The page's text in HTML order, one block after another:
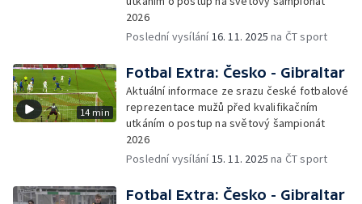
2026
Poslední vysílání16. 11. 2025 na ČT sport
14 min
Fotbal Extra: Česko - Gibraltar
Aktuální informace ze srazu české fotbalové
reprezentace mužů před kvalifikačním
utkáním o postup na světový šampionát
2026
Poslední vysílání15. 11. 2025 na ČT sport
Fotbal Extra: Česko - Gibraltar